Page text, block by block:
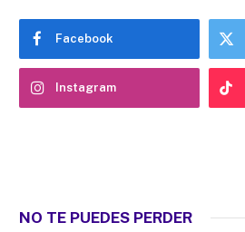
Facebook
Instagram
NO TE PUEDES PERDER